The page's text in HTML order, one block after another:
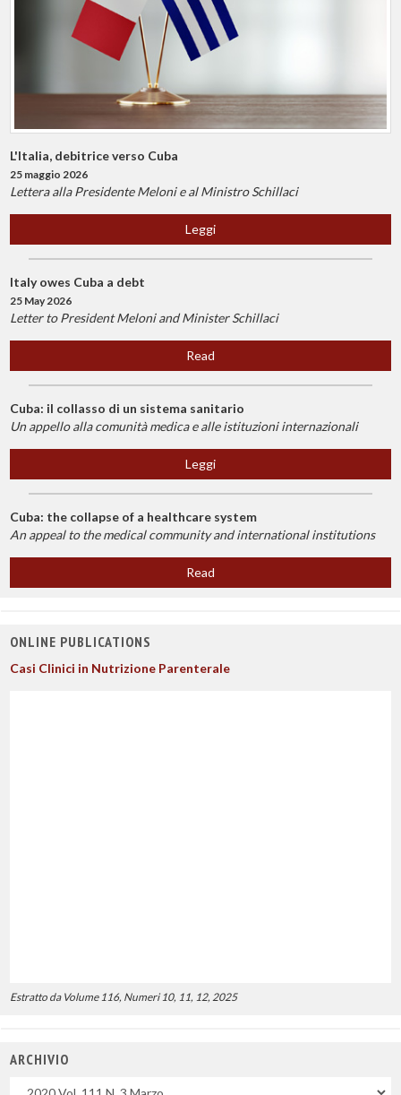
L'Italia, debitrice verso Cuba
25 maggio 2026
Lettera alla Presidente Meloni e al Ministro Schillaci
Leggi
Italy owes Cuba a debt
25 May 2026
Letter to President Meloni and Minister Schillaci
Read
Cuba: il collasso di un sistema sanitario
Un appello alla comunità medica e alle istituzioni internazionali
Leggi
Cuba: the collapse of a healthcare system
An appeal to the medical community and international institutions
Read
ONLINE PUBLICATIONS
Casi Clinici in Nutrizione Parenterale
Estratto da Volume 116, Numeri 10, 11, 12, 2025
ARCHIVIO